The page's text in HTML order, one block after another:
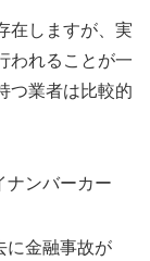
在しますが、実
われることが一
つ業者は比較的
ナンバーカー
に金融事故が